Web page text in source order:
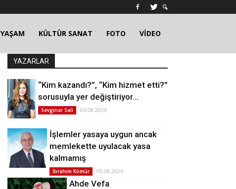
YAŞAM KÜLTÜR SANAT FOTO VİDEO
YAZARLAR
“Kim kazandı?”, “Kim hizmet etti?”
sorusuyla yer değiştiriyor…
Sevginar Sali 06.08.2026
İşlemler yasaya uygun ancak
memlekette uyulacak yasa
kalmamış
İbrahim Kömür 06.08.2026
Ahde Vefa